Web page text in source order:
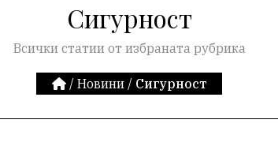
Сигурност
Всички статии от избраната рубрика
/ Новини / Сигурност